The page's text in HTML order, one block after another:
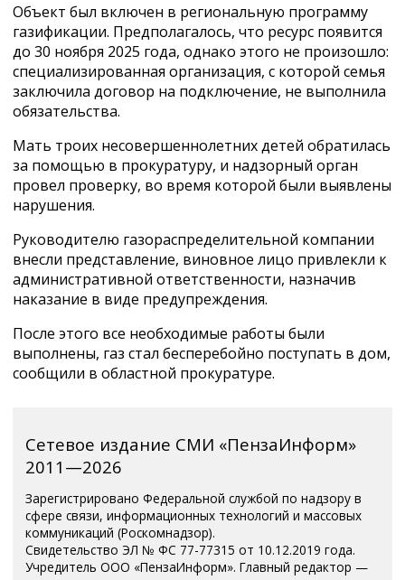
Объект был включен в региональную программу
газификации. Предполагалось, что ресурс появится
до 30 ноября 2025 года, однако этого не произошло:
специализированная организация, с которой семья
заключила договор на подключение, не выполнила
обязательства.
Мать троих несовершеннолетних детей обратилась
за помощью в прокуратуру, и надзорный орган
провел проверку, во время которой были выявлены
нарушения.
Руководителю газораспределительной компании
внесли представление, виновное лицо привлекли к
административной ответственности, назначив
наказание в виде предупреждения.
После этого все необходимые работы были
выполнены, газ стал бесперебойно поступать в дом,
сообщили в областной прокуратуре.
Сетевое издание СМИ «ПензаИнформ»
2011—2026
Зарегистрировано Федеральной службой по надзору в
сфере связи, информационных технологий и массовых
коммуникаций (Роскомнадзор).
Свидетельство ЭЛ № ФС 77-77315 от 10.12.2019 года.
Учредитель ООО «ПензаИнформ». Главный редактор —